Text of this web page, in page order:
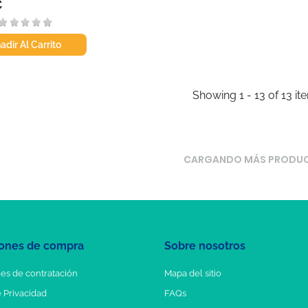
Al Carrito
Showing 1 - 13 of 13
CARGANDO MÁS
de compra
de contratación
Privacidad
Sobre nosotros
Mapa del sitio
FAQs